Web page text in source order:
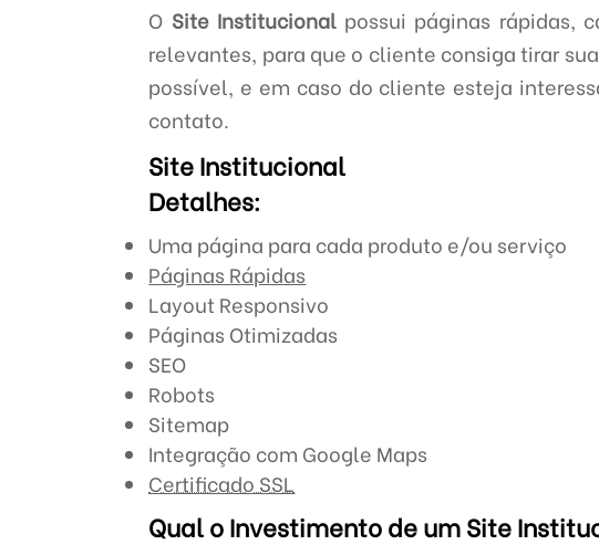
O Site Institucionalpossui páginas rápidas,
relevantes, para que o cliente consiga tirar
possível, e em caso do cliente esteja
contato.
Site Institucional
Detalhes:
Uma página para cada produto e/ou serviço
Páginas Rápidas
Layout Responsivo
Páginas Otimizadas
SEO
Robots
Sitemap
Integração com Google Maps
Certificado SSL
Qual o Investimento de um Site